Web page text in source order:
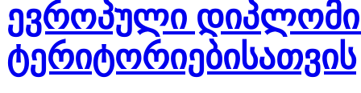
ევროპული
ტერიტორიებისათვის